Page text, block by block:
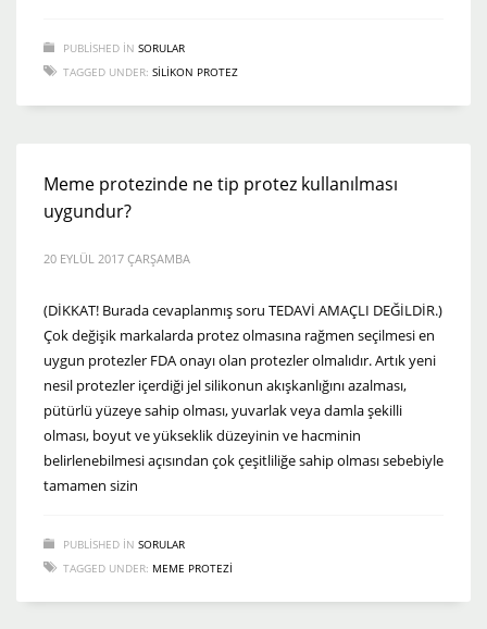
PUBLISHED IN SORULAR
TAGGED UNDER: SILIKON PROTEZ
Meme protezinde ne tip protez kullanılması
uygundur?
20 EYLÜL 2017 ÇARŞAMBA
(DİKKAT! Burada cevaplanmış soru TEDAVİ AMAÇLI DEĞİLDİR.)
Çok değişik markalarda protez olmasına rağmen seçilmesi en
uygun protezler FDA onayı olan protezler olmalıdır. Artık yeni
nesil protezler içerdiği jel silikonun akışkanlığını azalması,
pütürlü yüzeye sahip olması, yuvarlak veya damla şekilli
olması, boyut ve yükseklik düzeyinin ve hacminin
belirlenebilmesi açısından çok çeşitliliğe sahip olması sebebiyle
tamamen sizin
PUBLISHED IN SORULAR
TAGGED UNDER: MEME PROTEZI